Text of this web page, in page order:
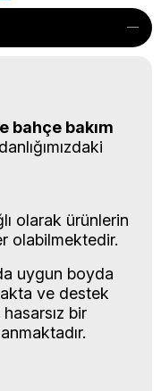
bahçe bakım
olarak ürünlerin
olabilmektedir.
uygun boyda
ve destek
bir